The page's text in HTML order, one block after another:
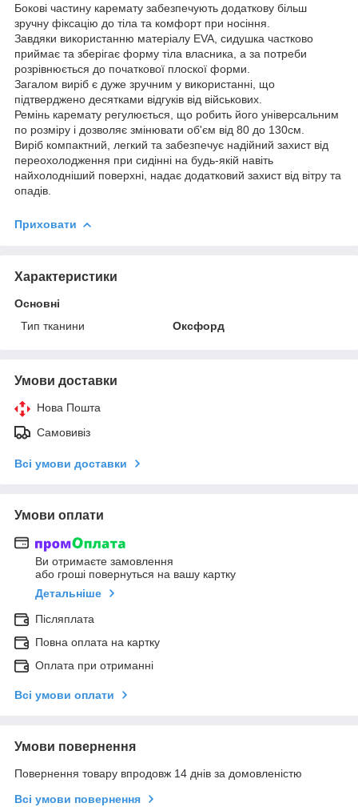
Бокові частину каремату забезпечують додаткову більш
зручну фіксацію до тіла та комфорт при носіння.
Завдяки використанню матеріалу EVA, сидушка частково
приймає та зберігає форму тіла власника, а за потреби
розрівнюється до початкової плоскої форми.
Загалом виріб є дуже зручним у використанні, що
підтверджено десятками відгуків від військових.
Ремінь каремату регулюється, що робить його універсальним
по розміру і дозволяє змінювати об'єм від 80 до 130см.
Виріб компактний, легкий та забезпечує надійний захист від
переохолодження при сидінні на будь-якій навіть
найхолодніший поверхні, надає додатковий захист від вітру та
опадів.
Приховати
Характеристики
Основні
Тип тканини
Оксфорд
Умови доставки
Нова Пошта
Самовивіз
Всі умови доставки
Умови оплати
Ви отримаєте замовлення
або гроші повернуться на вашу картку
Детальніше
Післяплата
Повна оплата на картку
Оплата при отриманні
Всі умови оплати
Умови повернення
Повернення товару впродовж 14 днів за домовленістю
Всі умови повернення